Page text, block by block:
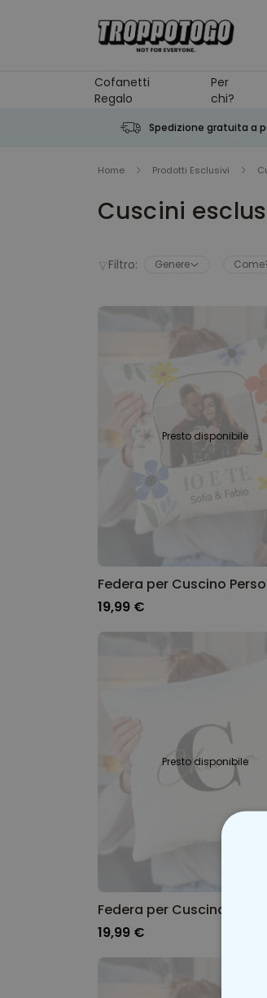
Cofanetti
Regalo
Per
chi?
Spedizione gratuita a
Home Prodotti Esclusivi
Cuscini
Filtro: Genere
Presto disponibile
19,99 €
Presto disponibile
19,99 €